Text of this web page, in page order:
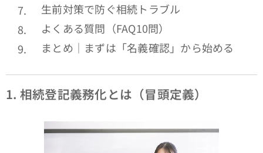
生前対策で防ぐ相続トラブル
よくある質問（FAQ10問）
まとめ｜まずは「名義確認」から始める
1. 相続登記義務化とは（冒頭定義）